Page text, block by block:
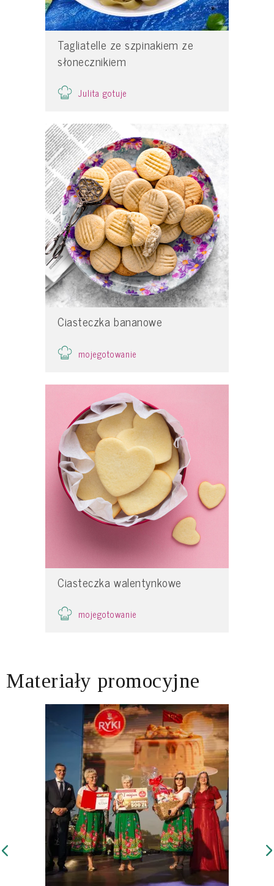
Tagliatelle ze szpinakiem ze
słonecznikiem
Julita gotuje
Ciasteczka bananowe
mojegotowanie
Ciasteczka walentynkowe
mojegotowanie
Materiały promocyjne